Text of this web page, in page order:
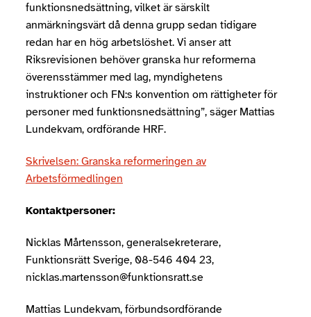
funktionsnedsättning, vilket är särskilt
anmärkningsvärt då denna grupp sedan tidigare
redan har en hög arbetslöshet. Vi anser att
Riksrevisionen behöver granska hur reformerna
överensstämmer med lag, myndighetens
instruktioner och FN:s konvention om rättigheter för
personer med funktionsnedsättning”, säger Mattias
Lundekvam, ordförande HRF.
Skrivelsen: Granska reformeringen av
Arbetsförmedlingen
Kontaktpersoner:
Nicklas Mårtensson, generalsekreterare,
Funktionsrätt Sverige, 08-546 404 23,
nicklas.martensson@funktionsratt.se
Mattias Lundekvam, förbundsordförande